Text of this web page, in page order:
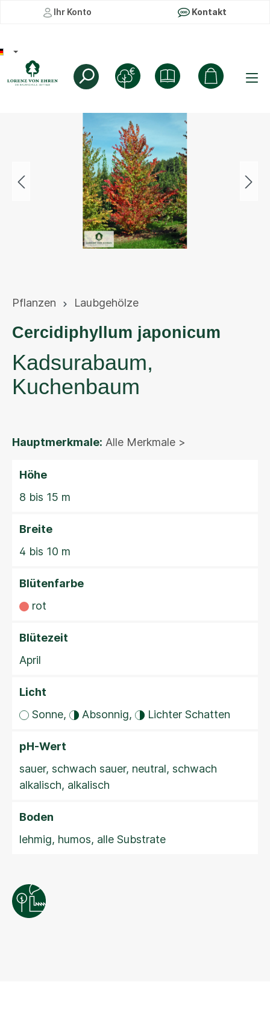
Ihr Konto Kontakt
Pflanzen Laubgehölze
Cercidiphyllum japonicum
Kadsurabaum,
Kuchenbaum
Hauptmerkmale: Alle Merkmale >
Höhe
8 bis 15 m
Breite
4 bis 10 m
Blütenfarbe
rot
Blütezeit
April
Licht
Sonne,
Absonnig, Lichter Schatten
pH-Wert
sauer, schwach sauer, neutral, schwach
alkalisch, alkalisch
Boden
lehmig, humos, alle Substrate